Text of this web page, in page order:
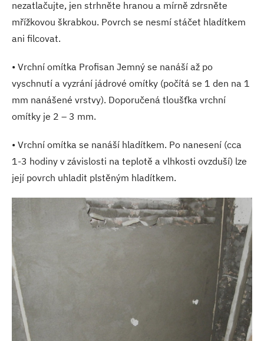
nezatlačujte, jen strhněte hranou a mírně zdrsněte
mřížkovou škrabkou. Povrch se nesmí stáčet hladítkem
ani filcovat.
• Vrchní omítka Profisan Jemný se nanáší až po
vyschnutí a vyzrání jádrové omítky (počítá se 1 den na 1
mm nanášené vrstvy). Doporučená tloušťka vrchní
omítky je 2 – 3 mm.
• Vrchní omítka se nanáší hladítkem. Po nanesení (cca
1-3 hodiny v závislosti na teplotě a vlhkosti ovzduší) lze
její povrch uhladit plstěným hladítkem.